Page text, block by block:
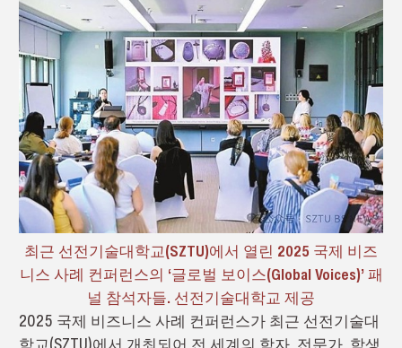
최근 선전기술대학교(SZTU)에서 열린 2025 국제 비즈
니스 사례 컨퍼런스의 ‘글로벌 보이스(Global Voices)’ 패
널 참석자들. 선전기술대학교 제공
2025 국제 비즈니스 사례 컨퍼런스가 최근 선전기술대